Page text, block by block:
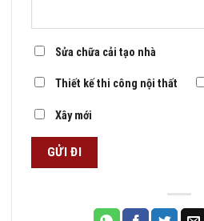
Sửa chữa cải tạo nhà
Thiết kế thi công nội thất
Xây mới